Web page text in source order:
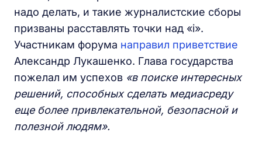
надо делать, и такие журналистские сборы
призваны расставлять точки над «i».
Участникам форума направил приветствие
Александр Лукашенко. Глава государства
пожелал им успехов «в поиске интересных
решений, способных сделать медиасреду
еще более привлекательной, безопасной и
полезной людям».